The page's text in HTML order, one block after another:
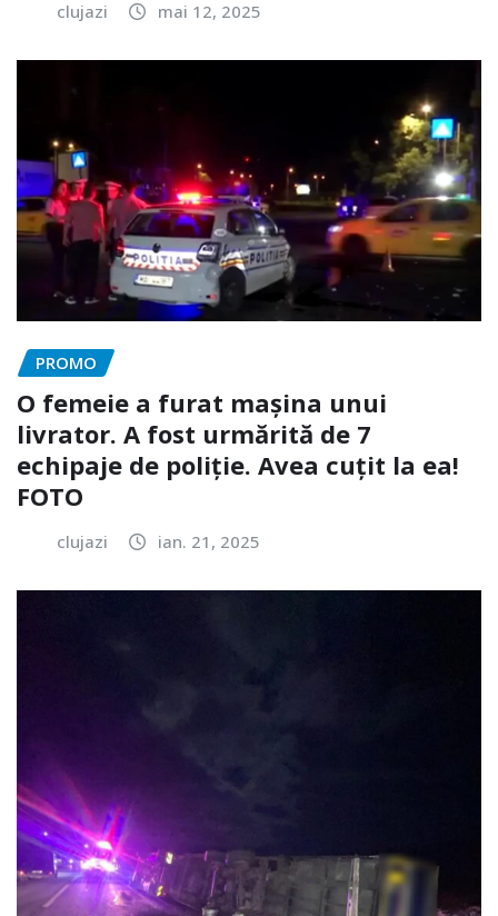
clujazi mai 12, 2025
PROMO
O femeie a furat mașina unui
livrator. A fost urmărită de 7
echipaje de poliție. Avea cuțit la ea!
FOTO
clujazi ian. 21, 2025